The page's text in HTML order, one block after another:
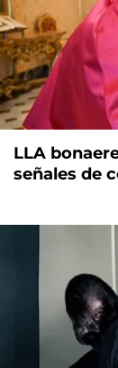
LLA
señales de